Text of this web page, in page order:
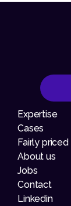
Expertise
Cases
Fairly priced
About us
Jobs
Contact
Linkedin